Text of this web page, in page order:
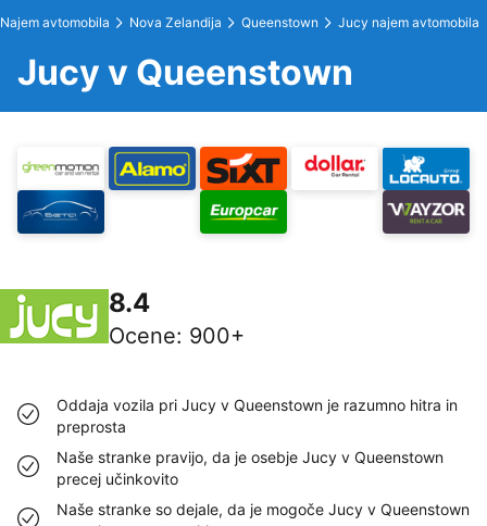
Najem avtomobila Nova Zelandija Queenstown Jucy najem avtomobila
Jucy v Queenstown
8.4
Ocene: 900+
Oddaja vozila pri Jucy v Queenstown je razumno hitra in
preprosta
Naše stranke pravijo, da je osebje Jucy v Queenstown
precej učinkovito
Naše stranke so dejale, da je mogoče Jucy v Queenstown